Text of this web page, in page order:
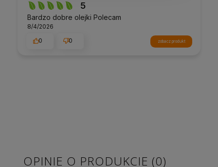
5
Bardzo dobre olejki Polecam
8/4/2026
0
0 zobacz produkt
OPINIE O PRODUKCIE (0)